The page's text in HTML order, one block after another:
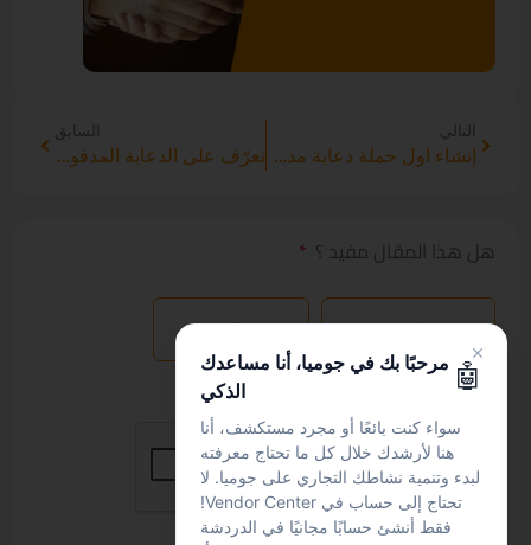
التالي
إنشاء اول حملة دعاية مدفوعة : دليلك خطوة بخطوة
السابق
تعرّف على الدعاية المدفوعة: مقدمة وفوائدها
هل هذا المقال مفيد ؟
نعم لا
🤖 مرحبًا بك في جوميا، أنا مساعدك
الذكي
سواء كنت بائعًا أو مجرد مستكشف، أنا
هنا لأرشدك خلال كل ما تحتاج معرفته
لبدء وتنمية نشاطك التجاري على جوميا. لا
تحتاج إلى حساب في Vendor Center!
فقط أنشئ حسابًا مجانيًا في الدردشة